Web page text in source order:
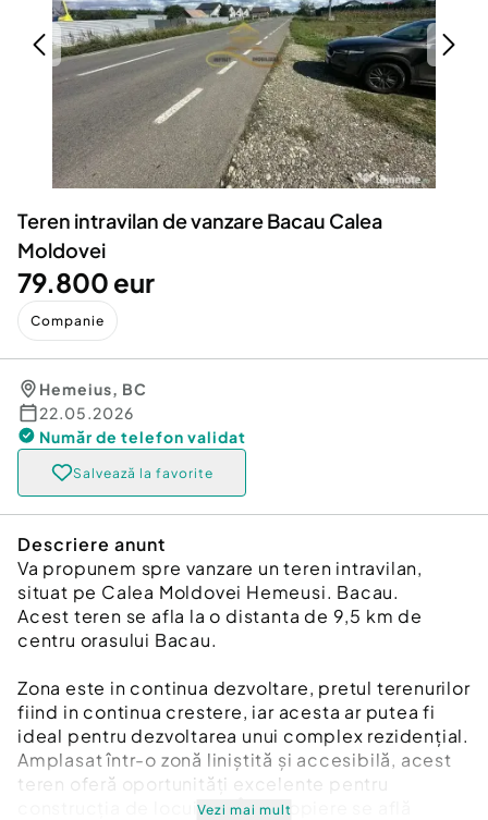
Servicii
Animale de companie
Afaceri și echipamente profesionale
Inchiriere Bunuri si Vehicule
Utilaje agricole si industriale
Piese auto si accesorii
Dacia Duster
Teren intravilan de vanzare Bacau Calea
Moldovei
79.800 eur
Companie
Hemeius, BC
22.05.2026
Număr de telefon validat
Salvează la favorite
Descriere anunt
Va propunem spre vanzare un teren intravilan,
situat pe Calea Moldovei Hemeusi. Bacau.
Acest teren se afla la o distanta de 9,5 km de
centru orasului Bacau.
Zona este in continua dezvoltare, pretul terenurilor
fiind in continua crestere, iar acesta ar putea fi
ideal pentru dezvoltarea unui complex rezidenţial.
Amplasat într-o zonă liniştită şi accesibilă, acest
teren oferă oportunităţi excelente pentru
construcţia de locuinţe. În apropiere se află
Vezi mai mult